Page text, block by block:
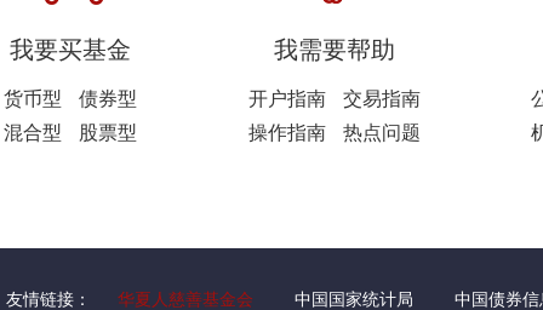
我要买基金
货币型
债券型
混合型
股票型
我需要帮助
开户指南
交易指南
操作指南
热点问题
友情链接： 华夏人慈善基金会 中国国家统计局 中国债券信